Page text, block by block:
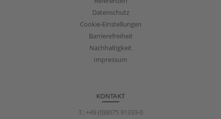
Datenschutz
Cookie-Einstellungen
Barrierefreiheit
Nachhaltigkeit
Impressum
KONTAKT
T.: +49 (0)8075 91333-0